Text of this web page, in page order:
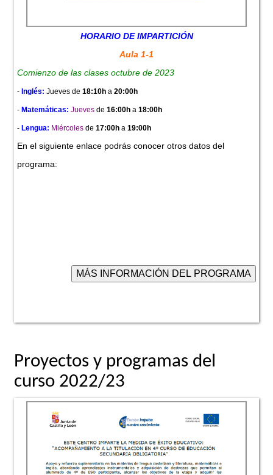
HORARIO DE IMPARTICIÓN
Aula 1-1
Comienzo de las clases octubre de 2023
- Inglés: Jueves de 18:10h a 20:00h
- Matemáticas: Jueves de 16:00h a 18:00h
- Lengua: Miércoles de 17:00h a 19:00h
En el siguiente enlace podrás conocer otros datos del
programa:
Proyectos y programas del
curso 2022/23